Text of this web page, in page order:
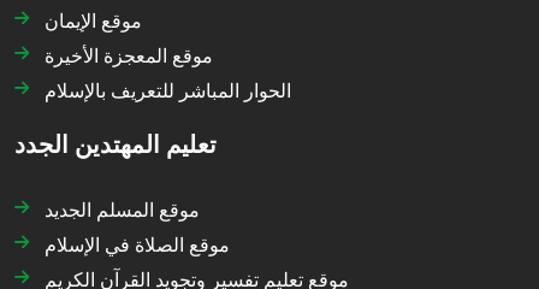
موقع الإيمان
موقع المعجزة الأخيرة
الحوار المباشر للتعريف بالإسلام
تعليم المهتدين الجدد
موقع المسلم الجديد
موقع الصلاة في الإسلام
موقع تعليم تفسير وتجويد القرآن الكريم